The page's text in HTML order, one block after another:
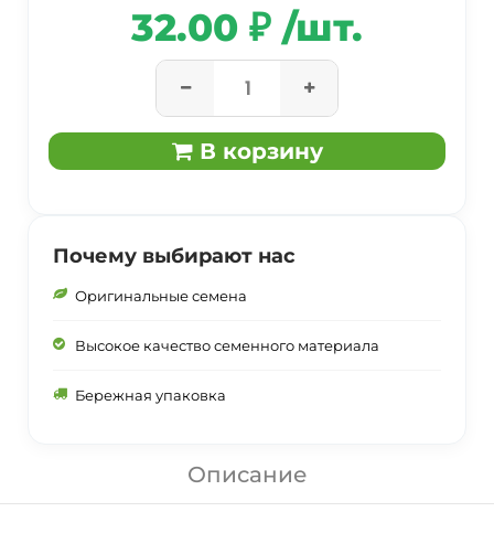
32.00 ₽ /шт.
В корзину
Почему выбирают нас
Оригинальные семена
Высокое качество семенного материала
Бережная упаковка
Описание